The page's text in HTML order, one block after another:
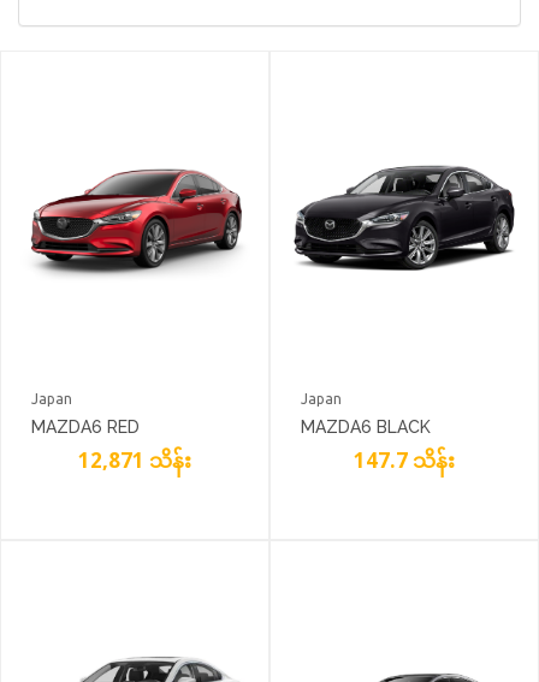
Japan
MAZDA6 RED
12,871 သိန်း
Japan
MAZDA6 BLACK
147.7 သိန်း